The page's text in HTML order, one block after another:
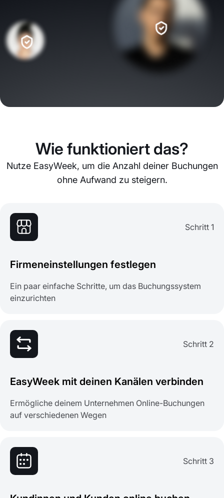
Wie funktioniert das?
Nutze EasyWeek, um die Anzahl deiner Buchungen
ohne Aufwand zu steigern.
Schritt 1
Firmeneinstellungen festlegen
Ein paar einfache Schritte, um das Buchungssystem
einzurichten
Schritt 2
EasyWeek mit deinen Kanälen verbinden
Ermögliche deinem Unternehmen Online-Buchungen
auf verschiedenen Wegen
Schritt 3